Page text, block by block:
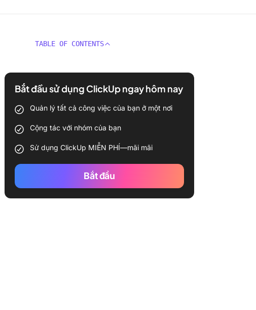
TABLE OF CONTENTS
Bắt đầu sử dụng ClickUp ngay hôm nay
Quản lý tất cả công việc của bạn ở một nơi
Cộng tác với nhóm của bạn
Sử dụng ClickUp MIỄN PHÍ—mãi mãi
Bắt đầu